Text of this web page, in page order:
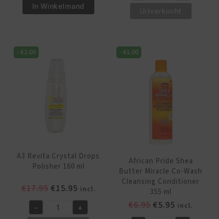
€5.95.€4.95.
Pride
Magical
Herbal
aantal
In Winkelmand
Rejuvenating
Oil
-€2.00
A3 Revita Crystal Drops
Polisher 160 ml
€17.95 Oorspronkelijke
was:
€15.95Huidige
prijs
is:
incl.
A3- +
-€1.00
African Pride Shea
Butter Miracle Co-Wash
Cleansing Conditioner
355 ml
€6.95 €5.95 Huidige
prijs
incl.